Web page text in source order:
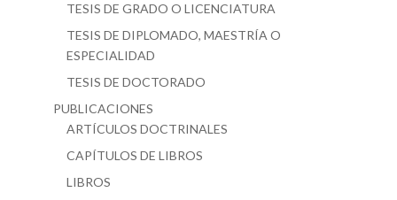
TESIS DE GRADO O LICENCIATURA
TESIS DE DIPLOMADO, MAESTRÍA O
ESPECIALIDAD
TESIS DE DOCTORADO
PUBLICACIONES
ARTÍCULOS DOCTRINALES
CAPÍTULOS DE LIBROS
LIBROS